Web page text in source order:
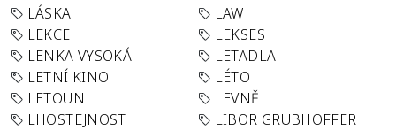
LÁSKA
LAW
LEKCE
LEKSES
LENKA VYSOKÁ
LETADLA
LETNÍ KINO
LÉTO
LETOUN
LEVNĚ
LHOSTEJNOST
LIBOR GRUBHOFFER